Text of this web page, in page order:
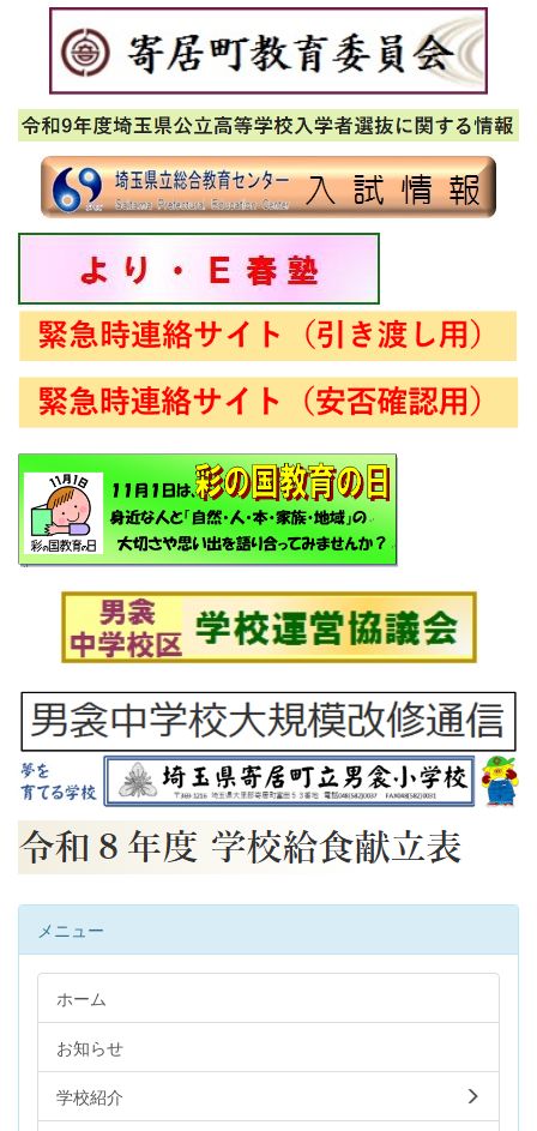
メニュー
ホーム
お知らせ
学校紹介